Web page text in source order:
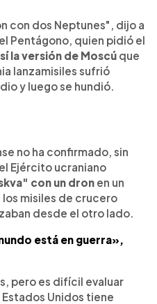
con dos Neptunes", dijo a
Pentágono, quien pidió el
la versión de Moscú que
lanzamisiles sufrió
y luego se hundió.
no ha confirmado, sin
Ejército ucraniano
con un dron en un
misiles de crucero
desde el otro lado.
está en guerra»,
pero es difícil evaluar
Unidos tiene